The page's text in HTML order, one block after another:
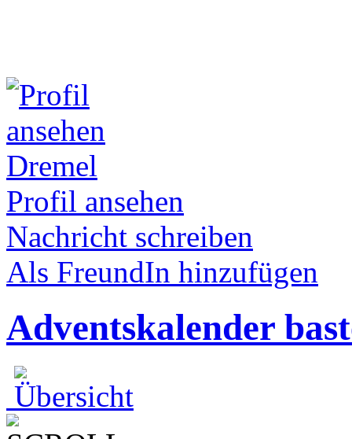
Dremel
Profil ansehen
Nachricht schreiben
Als FreundIn hinzufügen
Adventskalender